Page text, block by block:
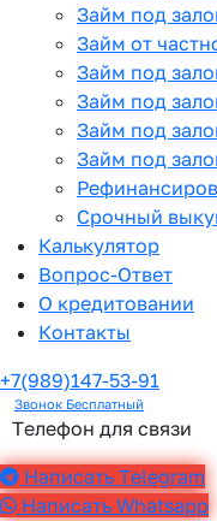
Займ под
Займ от
Займ под
Займ под
Займ под
Займ под
Срочный
Калькулятор
Вопрос-Ответ
О кредитовании
Контакты
+7(989)147-53-91
Звонок Бесплатный
Телефон для связи
Написать Telegram
Написать Whatsapp